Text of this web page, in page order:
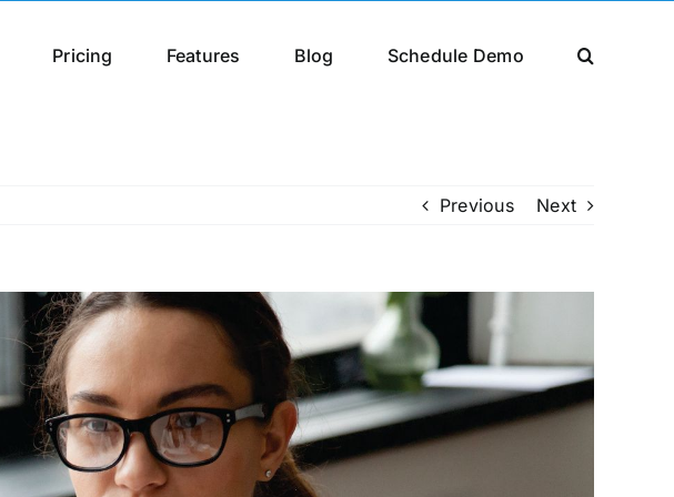
Pricing Features Blog Schedule Demo
Previous Next